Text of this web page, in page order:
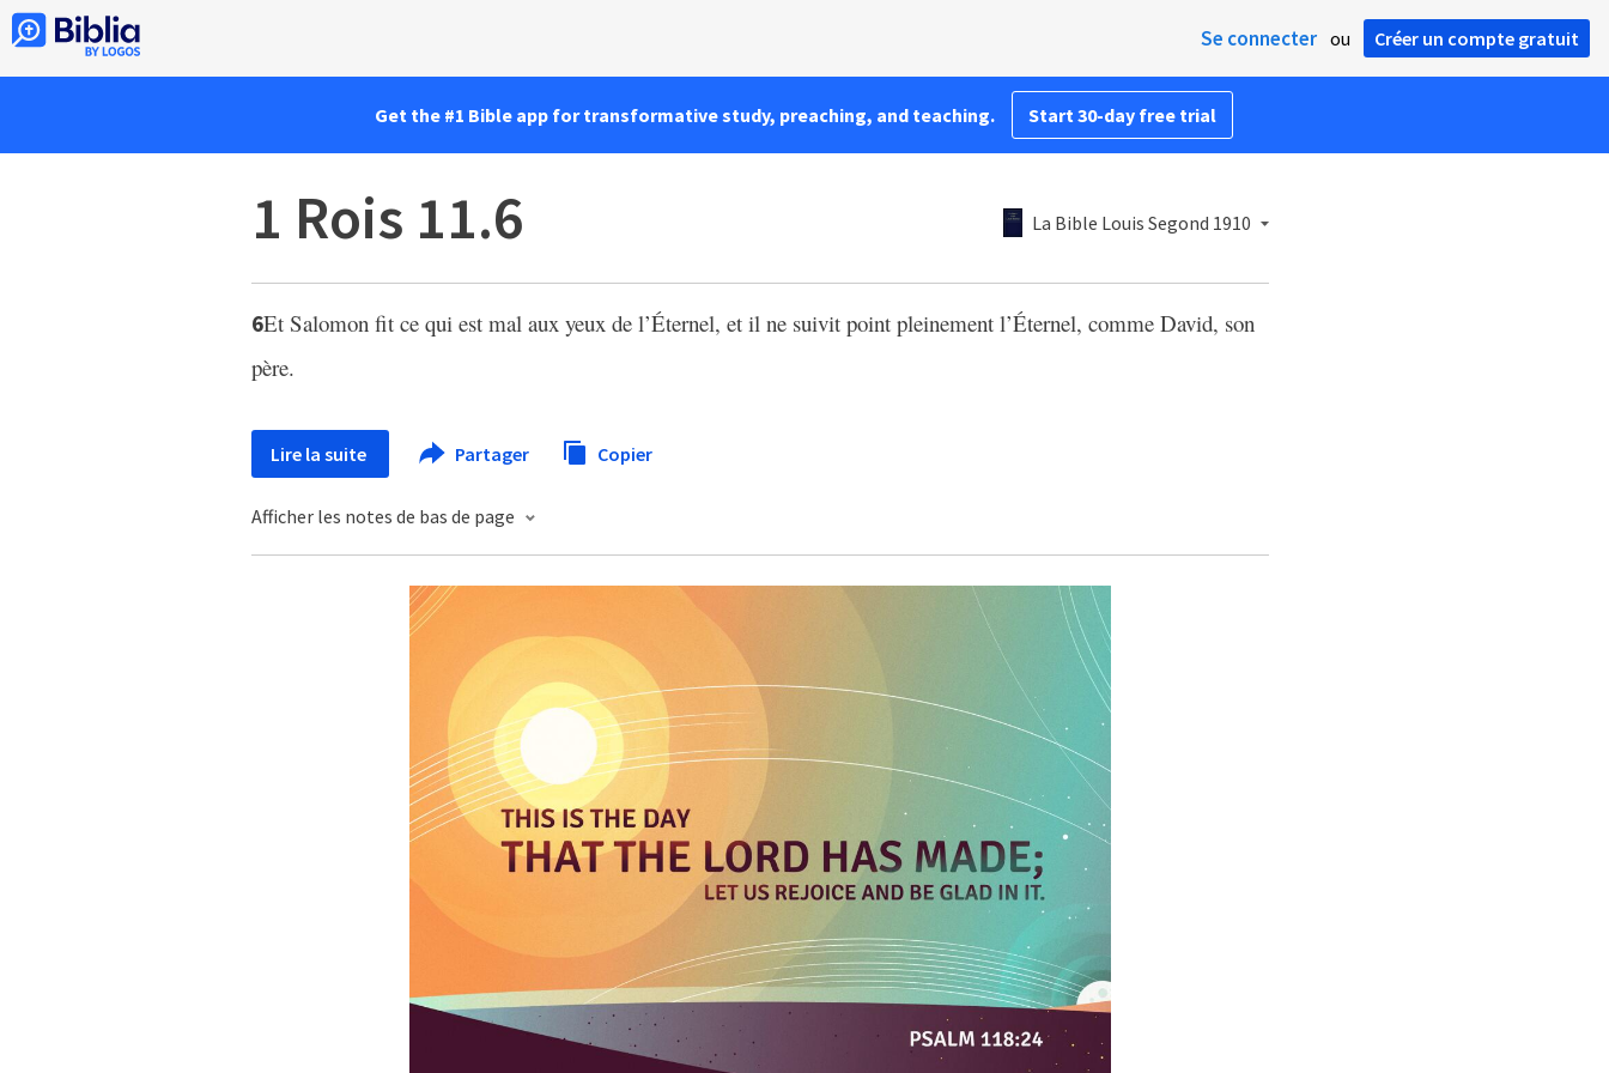
Se connecter ou Créer un compte gratuit
Get the #1 Bible app for transformative study, preaching, and teaching. Start 30-day free trial
1 Rois 11.6 La Bible Louis Segond 1910
6Et Salomon fit ce qui est mal aux yeux de l’Éternel, et il ne suivit point pleinement l’Éternel, comme David, son
père.
Lire la suite Partager Copier
Afficher les notes de bas de page